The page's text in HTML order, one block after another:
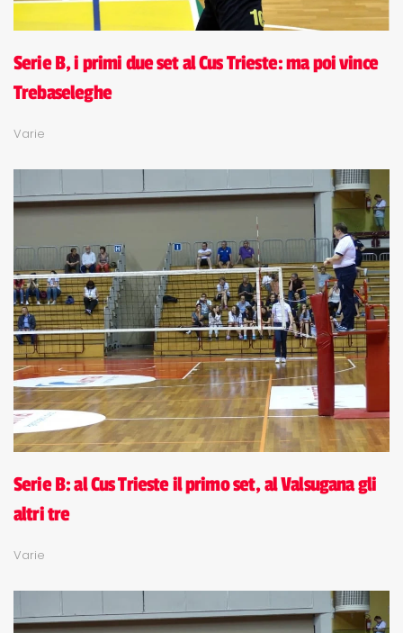
Serie B, i primi due set al Cus Trieste: ma poi vince
Trebaseleghe
Varie
Serie B: al Cus Trieste il primo set, al Valsugana gli
altri tre
Varie